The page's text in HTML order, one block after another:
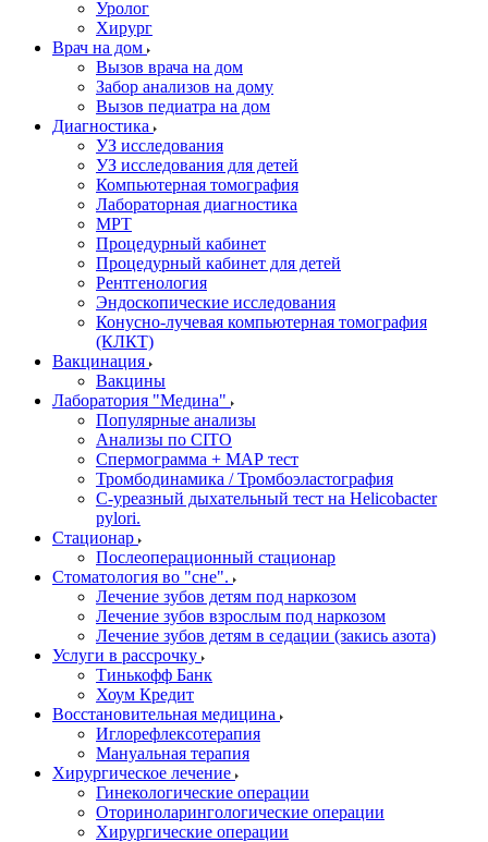
Уролог
Хирург
Врач на дом
Вызов врача на дом
Забор анализов на дому
Вызов педиатра на дом
Диагностика
УЗ исследования
УЗ исследования для детей
Компьютерная томография
Лабораторная диагностика
МРТ
Процедурный кабинет
Процедурный кабинет для детей
Рентгенология
Эндоскопические исследования
Конусно-лучевая компьютерная томография
(КЛКТ)
Вакцинация
Вакцины
Лаборатория "Медина"
Популярные анализы
Анализы по CITO
Спермограмма + МАР тест
Тромбодинамика / Тромбоэластография
С-уреазный дыхательный тест на Helicobacter
pylori.
Стационар
Послеоперационный стационар
Стоматология во "сне".
Лечение зубов детям под наркозом
Лечение зубов взрослым под наркозом
Лечение зубов детям в седации (закись азота)
Услуги в рассрочку
Тинькофф Банк
Хоум Кредит
Восстановительная медицина
Иглорефлексотерапия
Мануальная терапия
Хирургическое лечение
Гинекологические операции
Оториноларингологические операции
Хирургические операции